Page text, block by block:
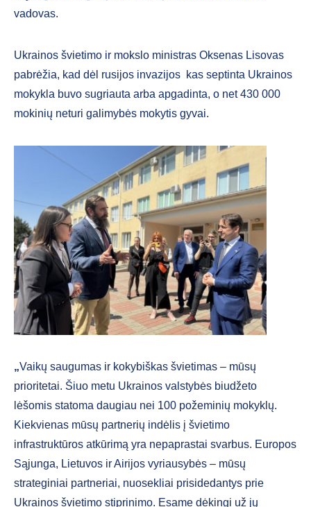
vadovas.
Ukrainos švietimo ir mokslo ministras Oksenas Lisovas
pabrėžia, kad dėl rusijos invazijos kas septinta Ukrainos
mokykla buvo sugriauta arba apgadinta, o net 430 000
mokinių neturi galimybės mokytis gyvai.
„Vaikų saugumas ir kokybiškas švietimas – mūsų
prioritetai. Šiuo metu Ukrainos valstybės biudžeto
lėšomis statoma daugiau nei 100 požeminių mokyklų.
Kiekvienas mūsų partnerių indėlis į švietimo
infrastruktūros atkūrimą yra nepaprastai svarbus. Europos
Sąjunga, Lietuvos ir Airijos vyriausybės – mūsų
strateginiai partneriai, nuosekliai prisidedantys prie
Ukrainos švietimo stiprinimo. Esame dėkingi už jų